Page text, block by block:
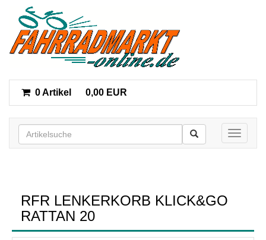
0 Artikel 0,00 EUR
Toggle
RFR LENKERKORB KLICK&GO
RATTAN 20